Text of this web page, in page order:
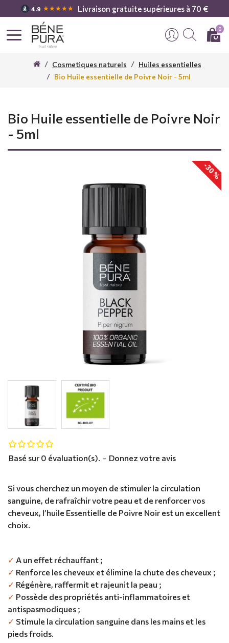
4.9 ★★★★★ Livraison gratuite supérieures à 70 €
0
Cosmetiques naturels
Huiles essentielles
Bio Huile essentielle de Poivre Noir - 5ml
Bio Huile essentielle de Poivre Noir
- 5ml
-30 %
Si vous cherchez un moyen de stimuler la circulation
sanguine, de rafraîchir votre peau et de renforcer vos
cheveux, l’huile Essentielle de Poivre Noir est un excellent
choix.
✓ A un effet réchauffant ;
✓ Renforce les cheveux et élimine la chute des cheveux ;
✓ Régénère, raffermit et rajeunit la peau ;
✓ Possède des propriétés anti-inflammatoires et
antispasmodiques ;
✓ Stimule la circulation sanguine dans les mains et les
pieds froids.
Basé sur 0 évaluation(s). - Donnez votre avis